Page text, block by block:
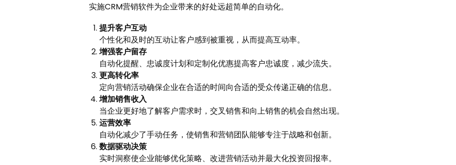
实施CRM营销软件为企业带来的好处远超简单的自动化。
提升客户互动
个性化和及时的互动让客户感到被重视，从而提高互动率。
增强客户留存
自动化提醒、忠诚度计划和定制化优惠提高客户忠诚度，减少流失。
更高转化率
定向营销活动确保企业在合适的时间向合适的受众传递正确的信息。
增加销售收入
当企业更好地了解客户需求时，交叉销售和向上销售的机会自然出现。
运营效率
自动化减少了手动任务，使销售和营销团队能够专注于战略和创新。
数据驱动决策
实时洞察使企业能够优化策略、改进营销活动并最大化投资回报率。